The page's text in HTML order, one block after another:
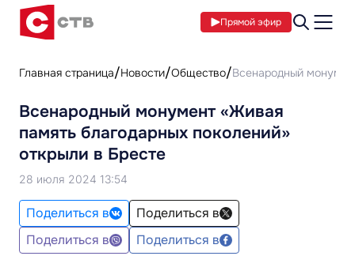
Прямой эфир
Главная страница Новости Общество Всенародный
Всенародный монумент «Живая
память благодарных поколений»
открыли в Бресте
28 июля 2024 13:54
Поделиться в
Поделиться в
Поделиться в
Поделиться в